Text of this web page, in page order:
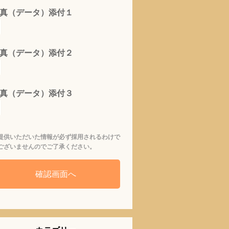
（データ）添付１
（データ）添付２
（データ）添付３
供いただいた情報が必ず採用されるわけで
ざいませんのでご了承ください。